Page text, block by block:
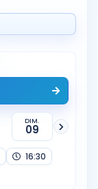
DIM.
09
16:30